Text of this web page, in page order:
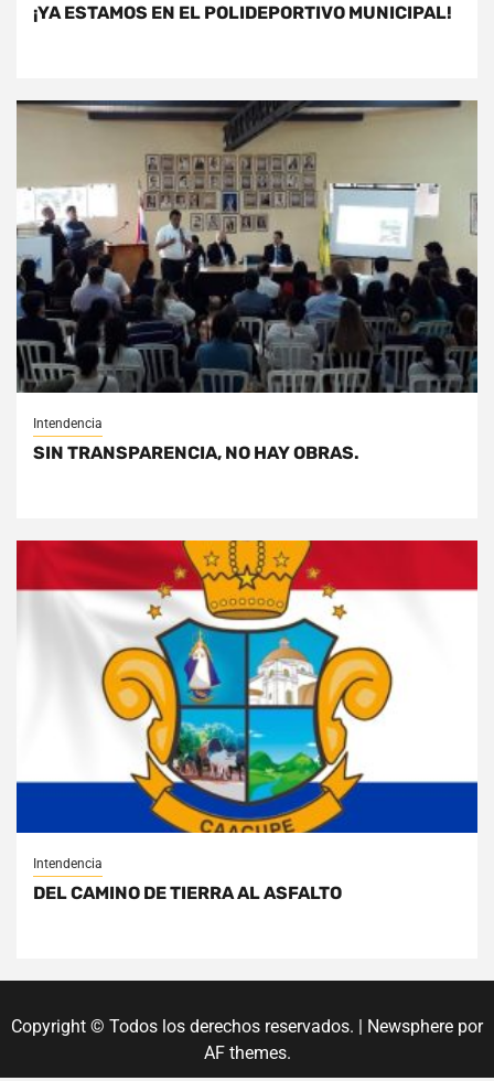
¡YA ESTAMOS EN EL POLIDEPORTIVO MUNICIPAL!
Intendencia
SIN TRANSPARENCIA, NO HAY OBRAS.
Intendencia
DEL CAMINO DE TIERRA AL ASFALTO
Copyright © Todos los derechos reservados. | Newsphere por
AF themes.